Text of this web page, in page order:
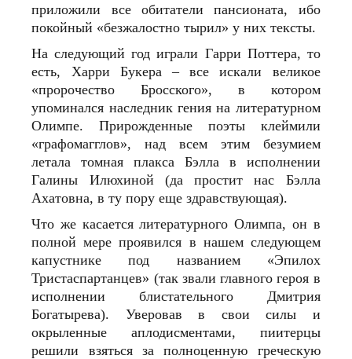
приложили все обитатели пансионата, ибо
покойный «безжалостно тырил» у них тексты.
На следующий год играли Гарри Поттера, то
есть, Харри Букера – все искали великое
«пророчество Бросского», в котором
упоминался наследник гения на литературном
Олимпе. Прирожденные поэты клеймили
«графомагглов», над всем этим безумием
летала томная плакса Бэлла в исполнении
Галины Илюхиной (да простит нас Бэлла
Ахатовна, в ту пору еще здравствующая).
Что же касается литературного Олимпа, он в
полной мере проявился в нашем следующем
капустнике под названием «Эпилох
Тристаспартанцев» (так звали главного героя в
исполнении блистательного Дмитрия
Богатырева). Уверовав в свои силы и
окрыленные аплодисментами, пиитерцы
решили взяться за полноценную греческую